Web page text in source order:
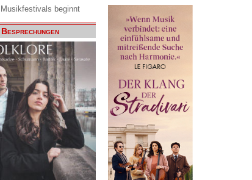
beginnt
Besprechungen